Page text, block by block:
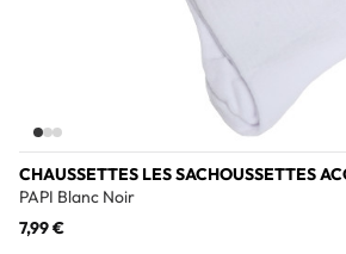
CHAUSSETTES LES SACHOUSSETTES
PAPI Blanc Noir
7,99 €